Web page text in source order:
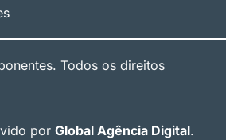
Todos os direitos
por Global Agência Digital.